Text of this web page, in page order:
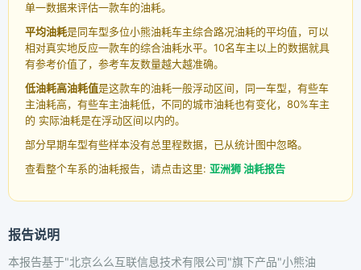
单一数据来评估一款车的油耗。
平均油耗是同车型多位小熊油耗车主综合路况油耗的平均值，可以
相对真实地反应一款车的综合油耗水平。10名车主以上的数据就具
有参考价值了，参考车友数量越大越准确。
低油耗高油耗值是这款车的油耗一般浮动区间，同一车型，有些车
主油耗高，有些车主油耗低，不同的城市油耗也有变化，80%车主
的 实际油耗是在浮动区间以内的。
部分早期车型有些样本没有总里程数据，已从统计图中忽略。
查看整个车系的油耗报告，请点击这里: 亚洲狮 油耗报告
报告说明
本报告基于"北京么么互联信息技术有限公司"旗下产品"小熊油